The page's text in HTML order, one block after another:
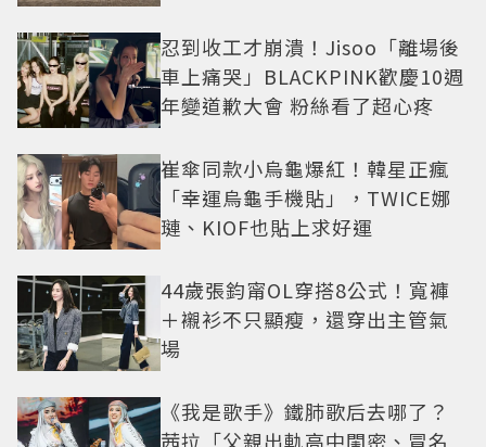
忍到收工才崩潰！Jisoo「離場後
車上痛哭」BLACKPINK歡慶10週
年變道歉大會 粉絲看了超心疼
崔傘同款小烏龜爆紅！韓星正瘋
「幸運烏龜手機貼」，TWICE娜
璉、KIOF也貼上求好運
44歲張鈞甯OL穿搭8公式！寬褲
＋襯衫不只顯瘦，還穿出主管氣
場
《我是歌手》鐵肺歌后去哪了？
茜拉「父親出軌高中閨密、冒名